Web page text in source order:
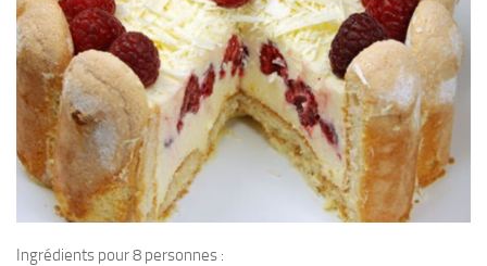
Ingrédients pour 8 personnes :